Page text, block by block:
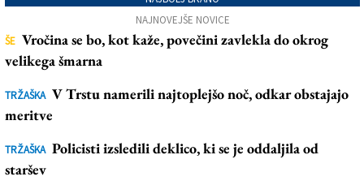
NAJNOVEJŠE NOVICE
ŠE Vročina se bo, kot kaže, povečini zavlekla do okrog
velikega šmarna
TRŽAŠKA V Trstu namerili najtoplejšo noč, odkar obstajajo
meritve
TRŽAŠKA Policisti izsledili deklico, ki se je oddaljila od
staršev